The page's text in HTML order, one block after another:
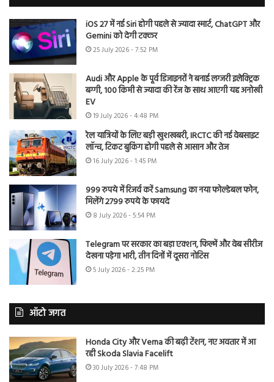
iOS 27 में नई Siri होगी पहले से ज्यादा स्मार्ट, ChatGPT और
Gemini को देगी टक्कर
25 July 2026 - 7:52 PM
Audi और Apple के पूर्व डिजाइनरों ने बनाई लग्जरी इलेक्ट्रिक
बग्गी, 100 किमी से ज्यादा की रेंज के साथ आएगी यह अनोखी
EV
19 July 2026 - 4:48 PM
रेल यात्रियों के लिए बड़ी खुशखबरी, IRCTC की नई वेबसाइट
लॉन्च, टिकट बुकिंग होगी पहले से आसान और तेज
16 July 2026 - 1:45 PM
999 रुपये में रिजर्व करें Samsung का नया फोल्डेबल फोन,
मिलेंगे 2799 रुपये के फायदे
8 July 2026 - 5:54 PM
Telegram पर सरकार का बड़ा एक्शन, फिल्में और वेब सीरीज
देखना पड़ेगा भारी, तीन दिनों में दूसरा नोटिस
5 July 2026 - 2:25 PM
ऑटो जगत
Honda City और Verna की बढ़ी टेंशन, नए अवतार में आ
रही Skoda Slavia Facelift
30 July 2026 - 7:48 PM